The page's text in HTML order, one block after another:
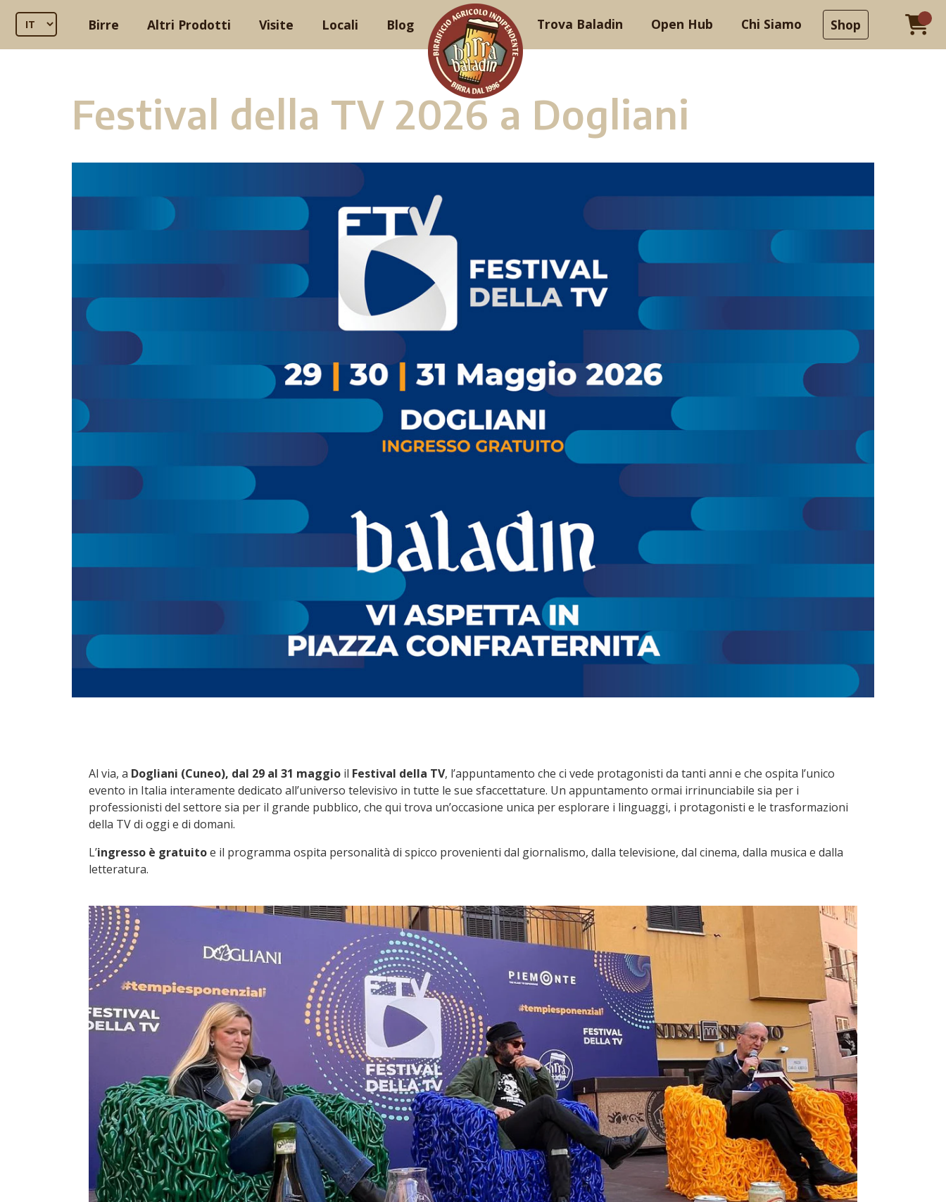
Birre Altri Prodotti Visite Locali Blog Trova Baladin Open Hub Chi Siamo Shop
Festival della TV 2026 a Dogliani
Al via, a Dogliani (Cuneo), dal 29 al 31 maggio il Festival della TV, l’appuntamento che ci vede protagonisti da tanti anni e che ospita l’unico
evento in Italia interamente dedicato all’universo televisivo in tutte le sue sfaccettature. Un appuntamento ormai irrinunciabile sia per i
professionisti del settore sia per il grande pubblico, che qui trova un’occasione unica per esplorare i linguaggi, i protagonisti e le trasformazioni
della TV di oggi e di domani.
L’ingresso è gratuitoe il programma ospita personalità di spicco provenienti dal giornalismo, dalla televisione, dal cinema, dalla musica e dalla
letteratura.